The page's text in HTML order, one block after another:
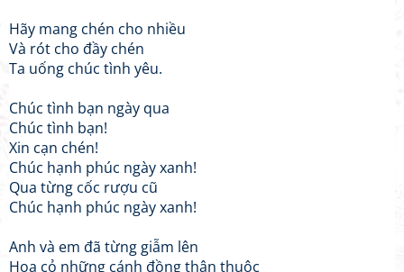
Hãy mang chén cho nhiều
Và rót cho đầy chén
Ta uống chúc tình yêu.
Chúc tình bạn ngày qua
Chúc tình bạn!
Xin cạn chén!
Chúc hạnh phúc ngày xanh!
Qua từng cốc rượu cũ
Chúc hạnh phúc ngày xanh!
Anh và em đã từng giẫm lên
Hoa cỏ những cánh đồng thân thuộc